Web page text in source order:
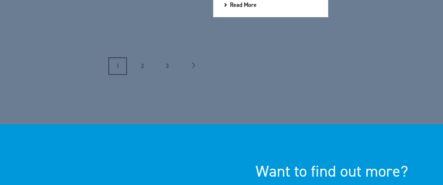
Read More
1 2 3
Want to find out more?